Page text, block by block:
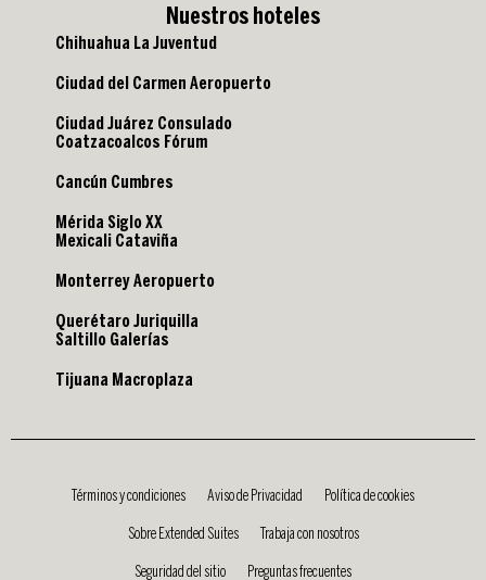
Nuestros hoteles
Chihuahua La Juventud
Ciudad del Carmen Aeropuerto
Ciudad Juárez Consulado
Coatzacoalcos Fórum
Cancún Cumbres
Mérida Siglo XX
Mexicali Cataviña
Monterrey Aeropuerto
Querétaro Juriquilla
Saltillo Galerías
Tijuana Macroplaza
Términos y condiciones Aviso de Privacidad Política de cookies
Sobre Extended Suites Trabaja con nosotros
Seguridad del sitio Preguntas frecuentes